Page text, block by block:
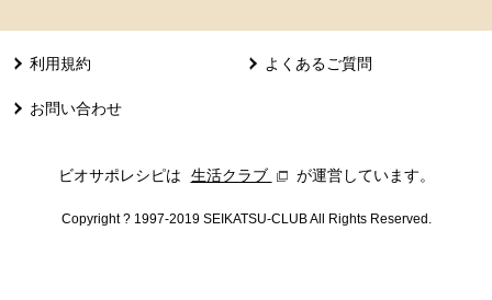
利用規約 よくあるご質問
お問い合わせ
ビオサポレシピは 生活クラブ 別のウィンドウで開きます。
が運営しています。
Copyright ? 1997-2019 SEIKATSU-CLUB All Rights Reserved.